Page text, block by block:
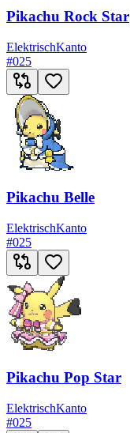
Pikachu Rock Star
ElektrischKanto
#025
Pikachu Belle
ElektrischKanto
#025
Pikachu Pop Star
ElektrischKanto
#025